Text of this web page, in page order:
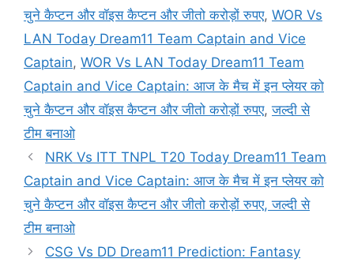
चुने कैप्टन और वॉइस कैप्टन और जीतो करोड़ों रुपए, WOR Vs
LAN Today Dream11 Team Captain and Vice
Captain, WOR Vs LAN Today Dream11 Team
Captain and Vice Captain: आज के मैच में इन प्लेयर को
चुने कैप्टन और वॉइस कैप्टन और जीतो करोड़ों रुपए,जल्दी से
टीम बनाओ
NRK Vs ITT TNPL T20 Today Dream11 Team
Captain and Vice Captain: आज के मैच में इन प्लेयर को
चुने कैप्टन और वॉइस कैप्टन और जीतो करोड़ों रुपए, जल्दी से
टीम बनाओ
CSG Vs DD Dream11 Prediction: Fantasy